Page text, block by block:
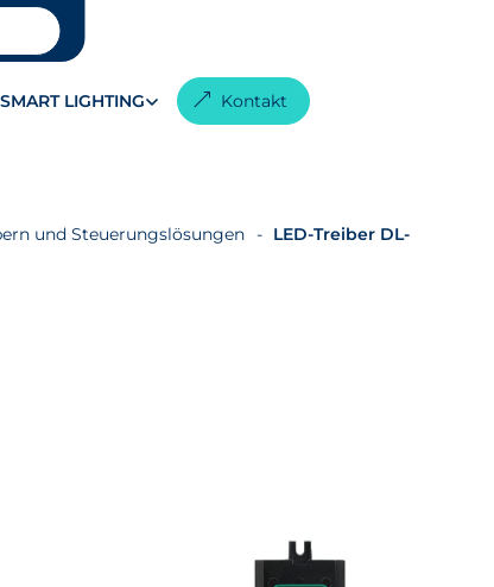
SMART LIGHTING Kontakt
und Steuerungslösungen
LED-Treiber DL-